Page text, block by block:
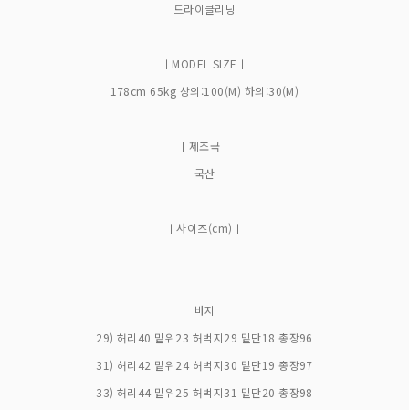
드라이클리닝
ㅣMODEL SIZEㅣ
178cm 65kg 상의:100(M) 하의:30(M)
ㅣ제조국ㅣ
국산
ㅣ사이즈(cm)ㅣ
바지
29) 허리40 밑위23 허벅지29 밑단18 총장96
31) 허리42 밑위24 허벅지30 밑단19 총장97
33) 허리44 밑위25 허벅지31 밑단20 총장98